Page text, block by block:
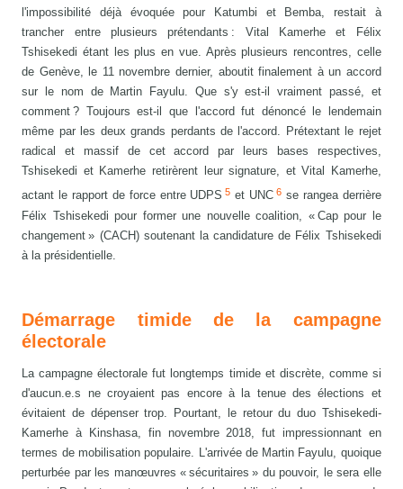
l'impossibilité déjà évoquée pour Katumbi et Bemba, restait à
trancher entre plusieurs prétendants : Vital Kamerhe et Félix
Tshisekedi étant les plus en vue. Après plusieurs rencontres, celle
de Genève, le 11 novembre dernier, aboutit finalement à un accord
sur le nom de Martin Fayulu. Que s'y est-il vraiment passé, et
comment ? Toujours est-il que l'accord fut dénoncé le lendemain
même par les deux grands perdants de l'accord. Prétextant le rejet
radical et massif de cet accord par leurs bases respectives,
Tshisekedi et Kamerhe retirèrent leur signature, et Vital Kamerhe,
actant le rapport de force entre UDPS5 et UNC6 se rangea derrière
Félix Tshisekedi pour former une nouvelle coalition, « Cap pour le
changement » (CACH) soutenant la candidature de Félix Tshisekedi
à la présidentielle.
Démarrage timide de la campagne
électorale
La campagne électorale fut longtemps timide et discrète, comme si
d'aucun.e.s ne croyaient pas encore à la tenue des élections et
évitaient de dépenser trop. Pourtant, le retour du duo Tshisekedi-
Kamerhe à Kinshasa, fin novembre 2018, fut impressionnant en
termes de mobilisation populaire. L'arrivée de Martin Fayulu, quoique
perturbée par les manœuvres « sécuritaires » du pouvoir, le sera elle